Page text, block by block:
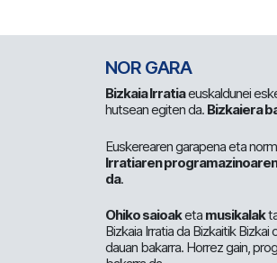
NOR GARA
Bizkaia Irratiaeuskaldunei
hutsean egiten da. Bizkaiera
Euskerearen garapena eta
Irratiaren
da.
Ohiko saioaketa musikalak
Bizkaia Irratia da Bizkaitik
dauan bakarra. Horrez gain,